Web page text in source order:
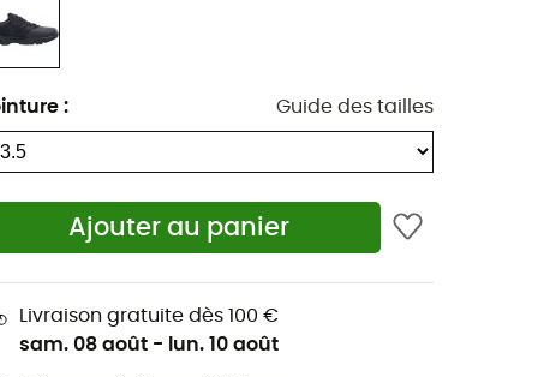
: Guide des tailles
Ajouter au panier
Livraison gratuite dès 100 €
sam. 08 août - lun. 10 août